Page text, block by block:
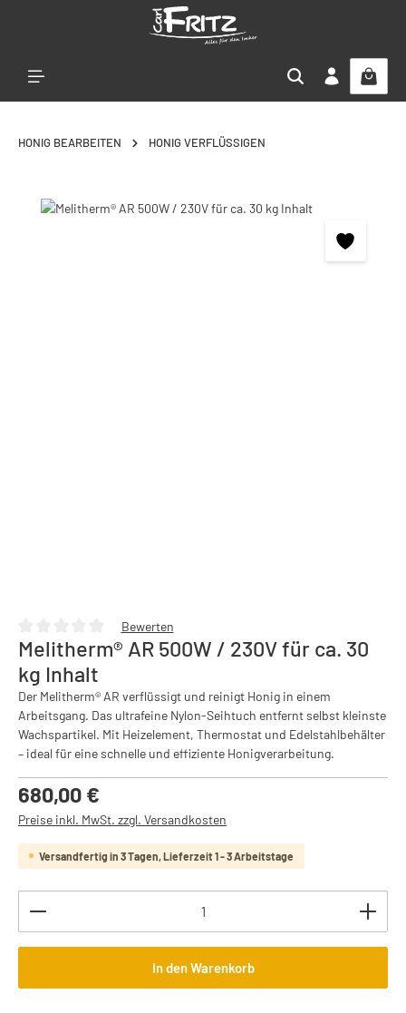
HONIG BEARBEITEN HONIG VERFLÜSSIGEN
Bildergalerie überspringen
Durchschnittliche Bewertung von 0 von 5 Sternen
Bewerten
Melitherm® AR 500W / 230V für ca. 30
kg Inhalt
Der Melitherm® AR verflüssigt und reinigt Honig in einem
Arbeitsgang. Das ultrafeine Nylon-Seihtuch entfernt selbst kleinste
Wachspartikel. Mit Heizelement, Thermostat und Edelstahlbehälter
– ideal für eine schnelle und effiziente Honigverarbeitung.
Regulärer Preis:
680,00 €
Preise inkl. MwSt. zzgl. Versandkosten
Versandfertig in 3 Tagen, Lieferzeit 1 - 3 Arbeitstage
Produkt Anzahl: Gib den gewünschten Wert ein
In den Warenkorb